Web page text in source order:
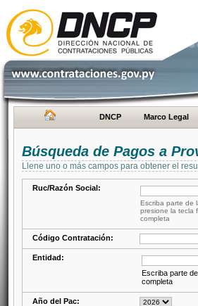
DNCP Marco Legal
Búsqueda de Pagos a
Llene uno o más campos para obtener el
Ruc/Razón Social:
Escriba parte de
presione la tecla
completa
Código Contratación:
Entidad:
Escriba parte
completa
Año del Pac: